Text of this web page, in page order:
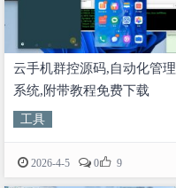
云手机群控源码,自动化管理
系统,附带教程免费下载
工具
2026-4-5 0 9